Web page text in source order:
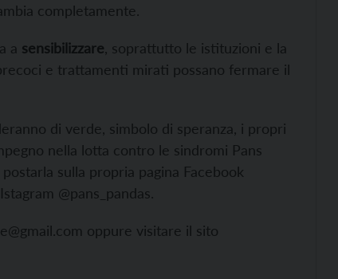
completamente.
a sensibilizzare , soprattutto le istituzioni e la
e trattamenti mirati possano fermare il
di verde, simbolo di speranza, i propri
nella lotta contro le sindromi Pans
sulla propria pagina Facebook
@pans_pandas.
oppure visitare il sito